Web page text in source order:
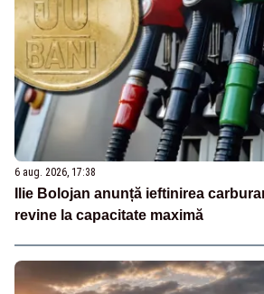
6 aug. 2026, 17:38
Ilie Bolojan anunță ieftinirea
revine la capacitate maximă